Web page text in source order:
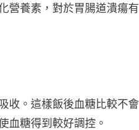
營養素，對於胃腸道潰瘍有
收。這樣飯後血糖比較不會
血糖得到較好調控。